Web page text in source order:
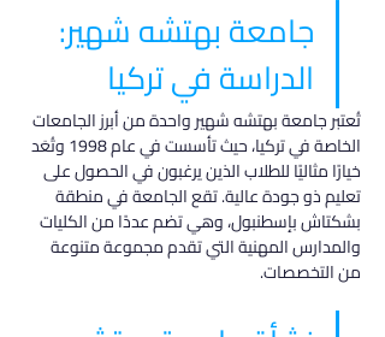
جامعة بهتشه شهير:
الدراسة في تركيا
تُعتبر جامعة بهتشه شهير واحدة من أبرز الجامعات
الخاصة في تركيا، حيث تأسست في عام 1998 وتُعَد
خيارًا مثاليًا للطلاب الذين يرغبون في الحصول على
تعليم ذو جودة عالية. تقع الجامعة في منطقة
بشكتاش بإسطنبول، وهي تضم عددًا من الكليات
والمدارس المهنية التي تقدم مجموعة متنوعة
من التخصصات.